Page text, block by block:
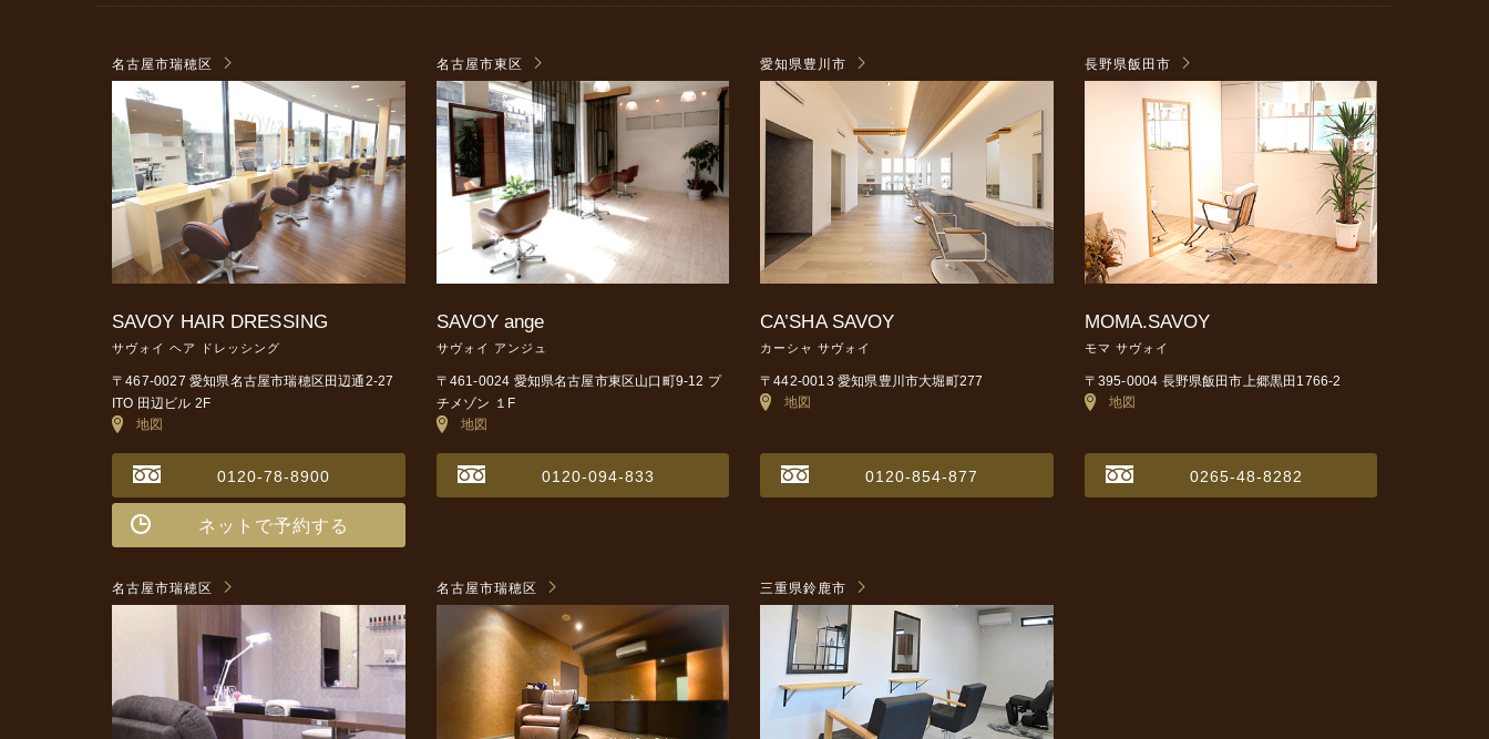
名古屋市瑞穂区
SAVOY HAIR DRESSING
サヴォイ ヘア ドレッシング
〒467-0027 愛知県名古屋市瑞穂区田辺通2-27
ITO 田辺ビル 2F
地図
0120-78-8900
ネットで予約する
名古屋市東区
SAVOY ange
サヴォイ アンジュ
〒461-0024 愛知県名古屋市東区山口町9-12 プ
チメゾン １F
地図
0120-094-833
愛知県豊川市
CA’SHA SAVOY
カーシャ サヴォイ
〒442-0013 愛知県豊川市大堀町277
地図
0120-854-877
長野県飯田市
MOMA.SAVOY
モマ サヴォイ
〒395-0004 長野県飯田市上郷黒田1766-2
地図
0265-48-8282
名古屋市瑞穂区 名古屋市瑞穂区 三重県鈴鹿市